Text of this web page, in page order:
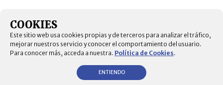
COOKIES
Este sitio web usa cookies propias y de terceros para analizar el tráfico,
mejorar nuestros servicio y conocer el comportamiento del usuario.
Para conocer más, acceda a nuestra. Política de Cookies.
ENTIENDO